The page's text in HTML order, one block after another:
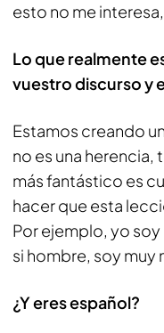
esto no me
Lo que realmente
vuestro discurso y
Estamos creando
no es una
más fantástico es
hacer que esta
Por ejemplo, yo soy
si hombre, soy
¿Y eres español?